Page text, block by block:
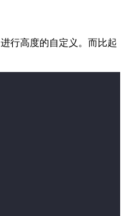
行高度的自定义。而比起